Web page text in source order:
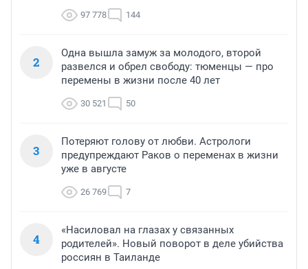
97 778 144
2
Одна вышла замуж за молодого, второй
развелся и обрел свободу: тюменцы — про
перемены в жизни после 40 лет
30 521 50
3
Потеряют голову от любви. Астрологи
предупреждают Раков о переменах в жизни
уже в августе
26 769 7
4
«Насиловал на глазах у связанных
родителей». Новый поворот в деле убийства
россиян в Таиланде